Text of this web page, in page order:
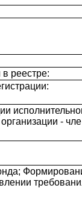
реестре:
организации -